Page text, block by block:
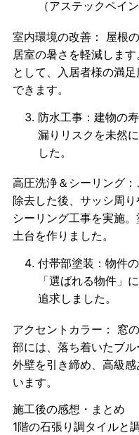
（アステックペイ
室内環境の改善： 屋根
居室の暑さを軽減しま
として、入居者様の満
できます。
防水工事：建物の
漏りリスクを未然
した。
高圧洗浄＆シーリング
除去した後、サッシ周
シーリング工事を実施
土台を作りました。
付帯部塗装：物件
「選ばれる物件」
追求しました。
アクセントカラー： 窓
部には、落ち着いたブ
外壁を引き締め、高級
います。
施工後の感想・まとめ
1階の石張り調タイルと